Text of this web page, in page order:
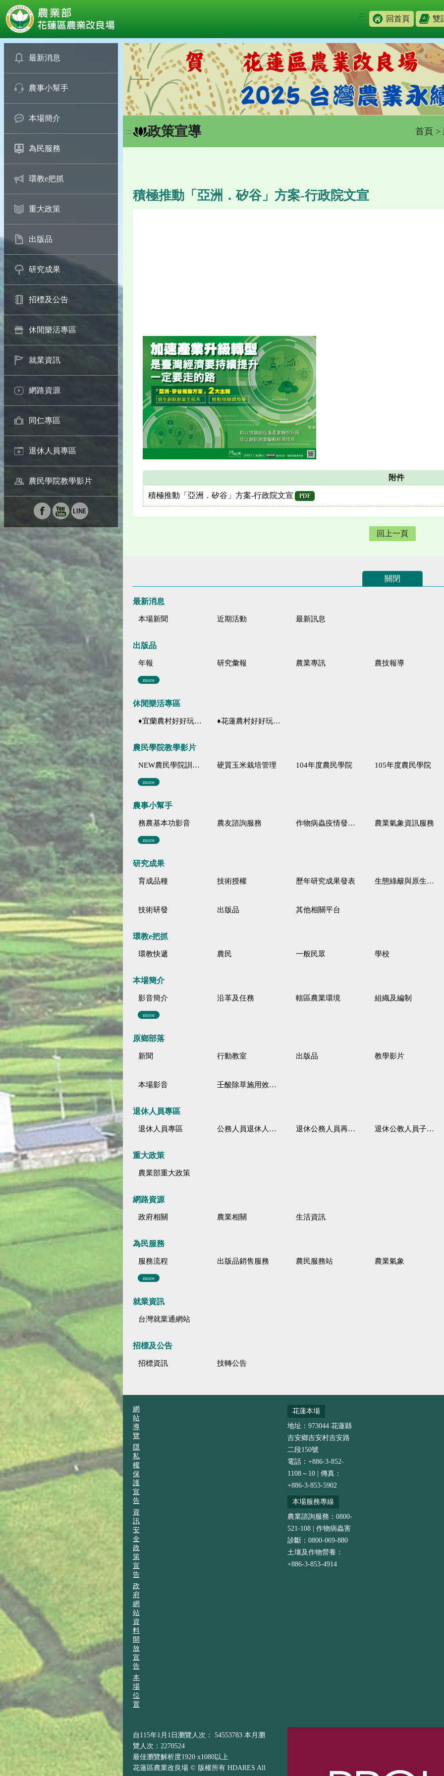
::: 回首頁 雙
最新消息
農事小幫手
本場簡介
為民服務
環教e把抓
重大政策
出版品
研究成果
招標及公告
休閒樂活專區
就業資訊
網路資源
同仁專區
退休人員專區
農民學院教學影片
::: 政策宣導 首頁 >
積極推動「亞洲．矽谷」方案-行政院文宣
附件
積極推動「亞洲．矽谷」方案-行政院文宣 PDF
回上一頁
關閉
最新消息
本場新聞 近期活動 最新訊息
出版品
年報 研究彙報 農業專訊 農技報導
more
休閒樂活專區
♦宜蘭農村好好玩 ♦「農、藝、山、水」四條遊程推薦 ♦花蓮農村好好玩♦「原、生、慢、活」四條遊程推薦
農民學院教學影片
NEW農民學院訓練影音分類 硬質玉米栽培管理 104年度農民學院 105年度農民學院
more
農事小幫手
務農基本功影音 農友諮詢服務 作物病蟲疫情發生預測 農業氣象資訊服務
more
研究成果
育成品種 技術授權 歷年研究成果發表 生態綠籬與原生野花植生毯
技術研發 出版品 其他相關平台
環教e把抓
環教快遞 農民 一般民眾 學校
本場簡介
影音簡介 沿革及任務 轄區農業環境 組織及編制
more
原鄉部落
新聞 行動教室 出版品 教學影片
本場影音 壬酸除草施用效果觀察
退休人員專區
退休人員專區 公務人員退休人員法施行細則 退休公務人員再任職務 退休公教人員子女教育補助規定
重大政策
農業部重大政策
網路資源
政府相關 農業相關 生活資訊
為民服務
服務流程 出版品銷售服務 農民服務站 農業氣象
more
就業資訊
台灣就業通網站
招標及公告
招標資訊 技轉公告
網
站
導
覽
隱
私
權
保
護
宣
告
資
訊
安
全
政
策
宣
告
政
府
網
站
資
料
開
放
宣
告
本
場
位
置
花蓮本場
地址：973044 花蓮縣
吉安鄉吉安村吉安路
二段150號
電話：+886-3-852-
1108～10 | 傳真：
+886-3-853-5902
本場服務專線
農業諮詢服務：0800-
521-108 | 作物病蟲害
診斷：0800-069-880
土壤及作物營養：
+886-3-853-4914
自115年1月1日瀏覽人次： 54553783 本月瀏
覽人次：2270524
最佳瀏覽解析度1920 x1080以上
花蓮區農業改良場 © 版權所有 HDARES All